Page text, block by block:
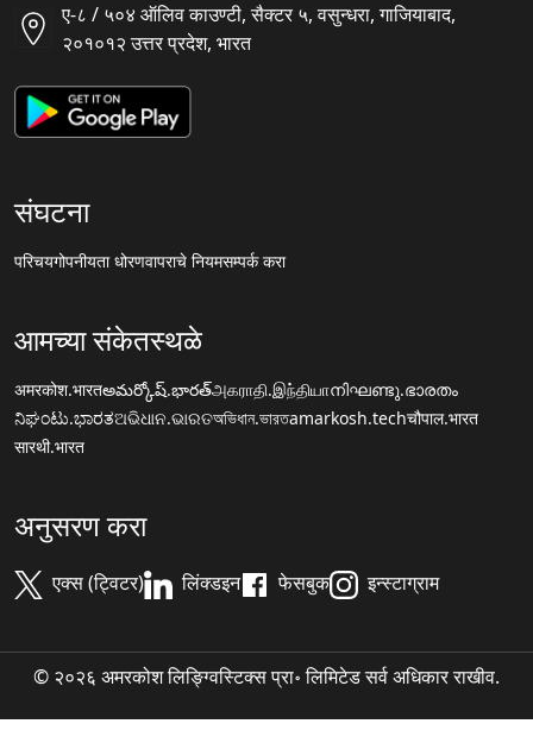
ए-८ / ५०४ ऑलिव काउण्टी, सैक्टर ५, वसुन्धरा, गाजियाबाद,
२०१०१२ उत्तर प्रदेश, भारत
संघटना
परिचयगोपनीयता धोरणवापराचे नियमसम्पर्क करा
आमच्या संकेतस्थळे
अमरकोश.भारतఅమర్కోష్.భారత్அகராதி.இந்தியாനിഘണ്ടു.ഭാരതം
ನಿಘಂಟು.ಭಾರತଅଭିଧାନ.ଭାରତঅভিধান.ভারতamarkosh.techचौपाल.भारत
सारथी.भारत
अनुसरण करा
एक्स (ट्विटर) लिंक्डइन फेसबुक इन्स्टाग्राम
© २०२६ अमरकोश लिङ्ग्विस्टिक्स प्रा॰ लिमिटेड सर्व अधिकार राखीव.